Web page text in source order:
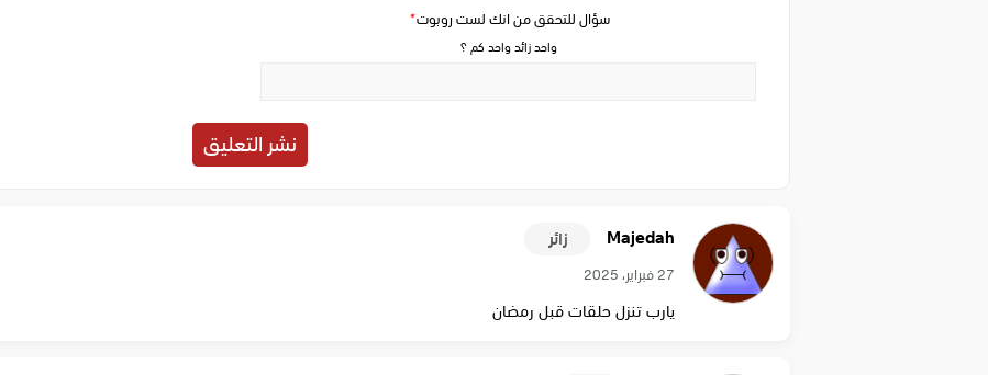
سؤال للتحقق من انك لست روبوت*
واحد زائد واحد كم ؟
Majedah زائر
27 فبراير، 2025
يارب تنزل حلقات قبل رمضان